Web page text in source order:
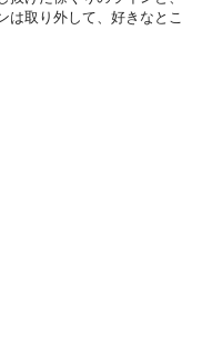
は取り外して、好きなとこ